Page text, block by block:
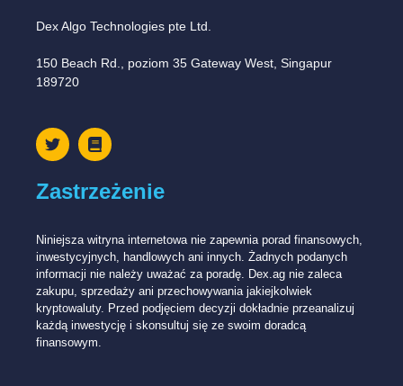
Dex Algo Technologies pte Ltd.
150 Beach Rd., poziom 35 Gateway West, Singapur
189720
Zastrzeżenie
Niniejsza witryna internetowa nie zapewnia porad finansowych,
inwestycyjnych, handlowych ani innych. Żadnych podanych
informacji nie należy uważać za poradę. Dex.ag nie zaleca
zakupu, sprzedaży ani przechowywania jakiejkolwiek
kryptowaluty. Przed podjęciem decyzji dokładnie przeanalizuj
każdą inwestycję i skonsultuj się ze swoim doradcą
finansowym.